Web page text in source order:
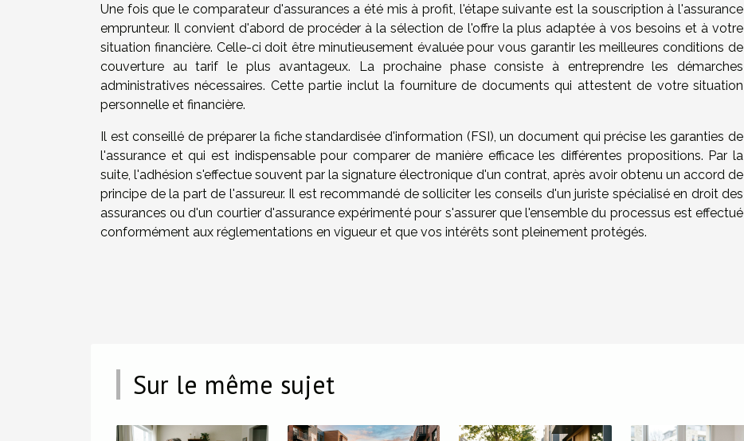
Une fois que le comparateur d'assurances a été mis à profit, l'étape suivante est la souscription à l'assurance
emprunteur. Il convient d'abord de procéder à la sélection de l'offre la plus adaptée à vos besoins et à votre
situation financière. Celle-ci doit être minutieusement évaluée pour vous garantir les meilleures conditions de
couverture au tarif le plus avantageux. La prochaine phase consiste à entreprendre les démarches
administratives nécessaires. Cette partie inclut la fourniture de documents qui attestent de votre situation
personnelle et financière.
Il est conseillé de préparer la fiche standardisée d'information (FSI), un document qui précise les garanties de
l'assurance et qui est indispensable pour comparer de manière efficace les différentes propositions. Par la
suite, l'adhésion s'effectue souvent par la signature électronique d'un contrat, après avoir obtenu un accord de
principe de la part de l'assureur. Il est recommandé de solliciter les conseils d'un juriste spécialisé en droit des
assurances ou d'un courtier d'assurance expérimenté pour s'assurer que l'ensemble du processus est effectué
conformément aux réglementations en vigueur et que vos intérêts sont pleinement protégés.
Sur le même sujet